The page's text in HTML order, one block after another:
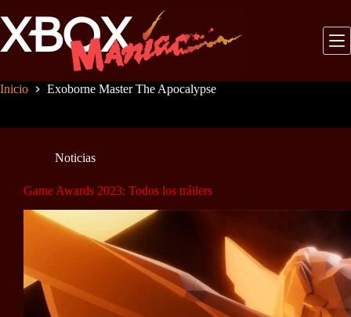
al
contenido
Inicio Exoborne Master The Apocalypse
Noticias
Game Awards 2023: Todos los tráilers